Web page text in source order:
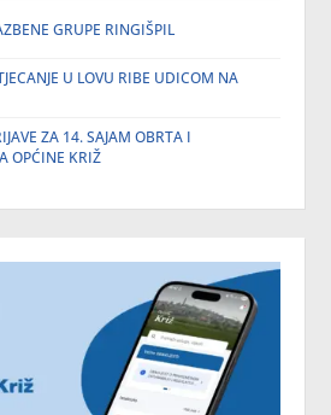
GRUPE RINGIŠPIL
U LOVU RIBE UDICOM NA
ZA 14. SAJAM OBRTA I
OPĆINE KRIŽ